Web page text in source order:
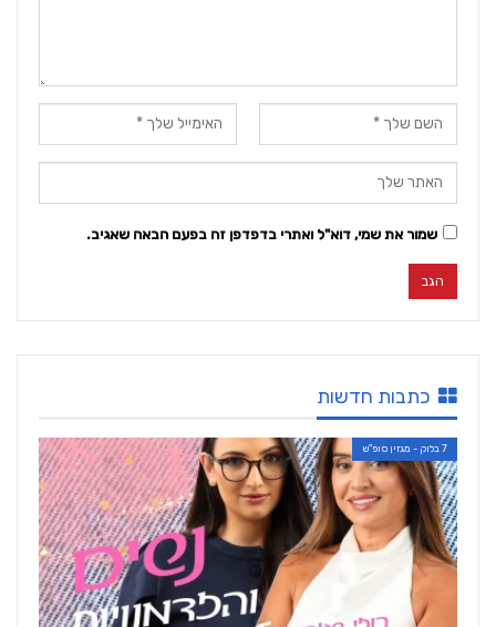
שמור את שמי, דוא"ל ואתרי בדפדפן זה בפעם הבאה שאגיב.
כתבות חדשות
7 בלוק - מגזין סופ"ש